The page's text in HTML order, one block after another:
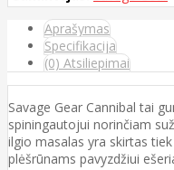
Aprašymas
Specifikacija
(0) Atsiliepimai
Savage Gear Cannibal tai
spiningautojui norinčiam
ilgio masalas yra skirtas
plėšrūnams pavyzdžiui